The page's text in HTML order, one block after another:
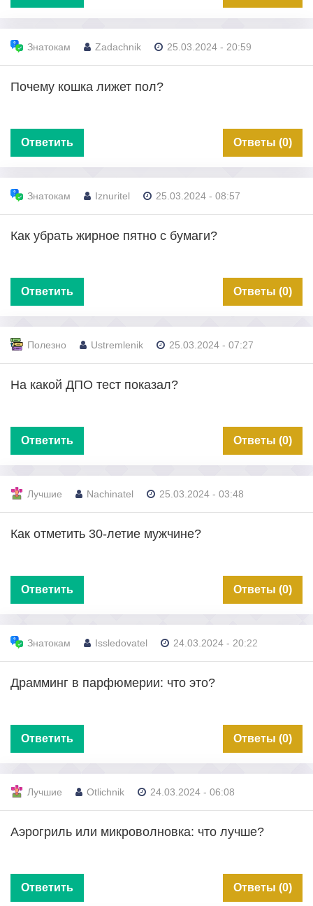
Знатокам Zadachnik 25.03.2024 - 20:59
Почему кошка лижет пол?
Ответить Ответы (0)
Знатокам Iznuritel 25.03.2024 - 08:57
Как убрать жирное пятно с бумаги?
Ответить Ответы (0)
Полезно Ustremlenik 25.03.2024 - 07:27
На какой ДПО тест показал?
Ответить Ответы (0)
Лучшие Nachinatel 25.03.2024 - 03:48
Как отметить 30-летие мужчине?
Ответить Ответы (0)
Знатокам Issledovatel 24.03.2024 - 20:22
Драмминг в парфюмерии: что это?
Ответить Ответы (0)
Лучшие Otlichnik 24.03.2024 - 06:08
Аэрогриль или микроволновка: что лучше?
Ответить Ответы (0)